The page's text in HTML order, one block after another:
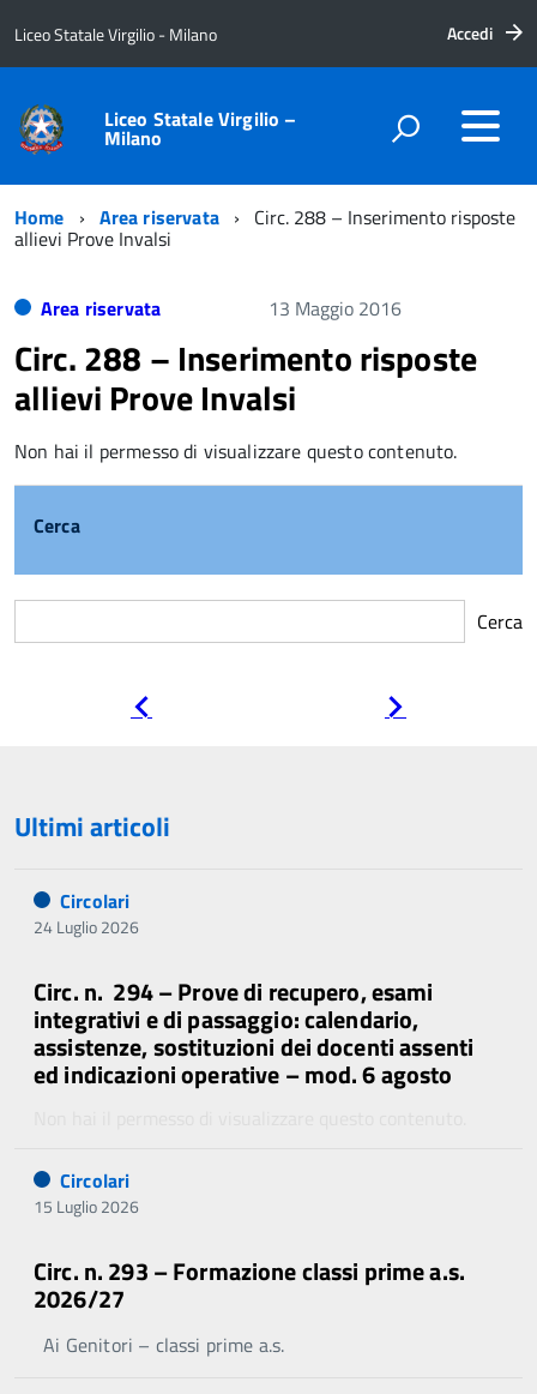
Liceo Statale Virgilio - Milano Accedi
Liceo Statale Virgilio –
Milano
Home Area riservata Circ. 288 – Inserimento risposte
allievi Prove Invalsi
Area riservata 13 Maggio 2016
Circ. 288 – Inserimento risposte
allievi Prove Invalsi
Non hai il permesso di visualizzare questo contenuto.
Cerca
Cerca
Ultimi articoli
Circolari
24 Luglio 2026
Circ. n. 294 – Prove di recupero, esami
integrativi e di passaggio: calendario,
assistenze, sostituzioni dei docenti assenti
ed indicazioni operative – mod. 6 agosto
Circolari
15 Luglio 2026
Circ. n. 293 – Formazione classi prime a.s.
2026/27
Ai Genitori – classi prime a.s.